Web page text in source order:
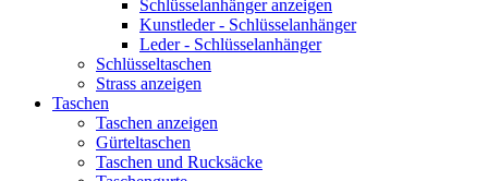
Schlüsselanhänger anzeigen
Kunstleder - Schlüsselanhänger
Leder - Schlüsselanhänger
Schlüsseltaschen
Strass anzeigen
Taschen
Taschen anzeigen
Gürteltaschen
Taschen und Rucksäcke